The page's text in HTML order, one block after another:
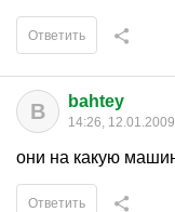
Ответить
B bahtey
14:26, 12.01.2009
они на какую
Ответить